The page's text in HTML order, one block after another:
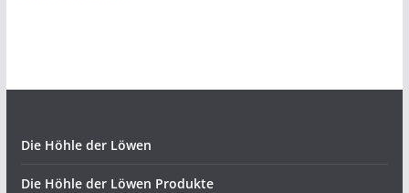
Die Höhle der Löwen
Die Höhle der Löwen Produkte